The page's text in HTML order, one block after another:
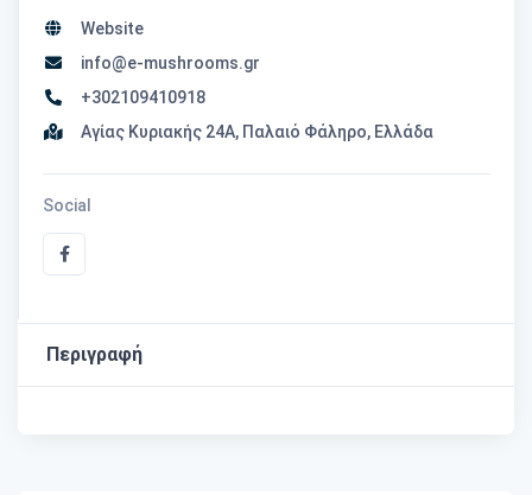
Website
info@e-mushrooms.gr
+302109410918
Αγίας Κυριακής 24Α, Παλαιό Φάληρο, Ελλάδα
Social
Περιγραφή